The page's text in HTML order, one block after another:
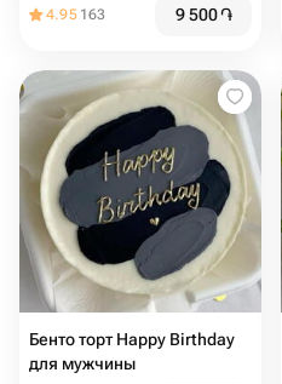
4.95 163 9 500֏
Бенто торт Happy Birthday
для мужчины